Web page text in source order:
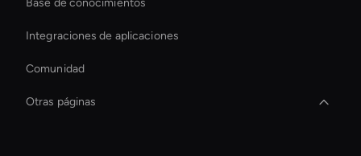
Base de conocimientos
Integraciones de aplicaciones
Comunidad
Otras páginas